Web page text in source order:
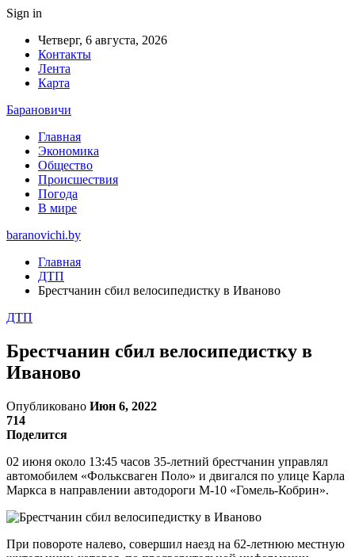
Sign in
Четверг, 6 августа, 2026
Контакты
Лента
Карта
Барановичи
Главная
Экономика
Общество
Происшествия
Погода
В мире
baranovichi.by
Главная
ДТП
Брестчанин сбил велосипедистку в Иваново
ДТП
Брестчанин сбил велосипедистку в
Иваново
Опубликовано Июн 6, 2022
714
Поделится
02 июня около 13:45 часов 35-летний брестчанин управлял
автомобилем «Фольксваген Поло» и двигался по улице Карла
Маркса в направлении автодороги М-10 «Гомель-Кобрин».
При повороте налево, совершил наезд на 62-летнюю местную